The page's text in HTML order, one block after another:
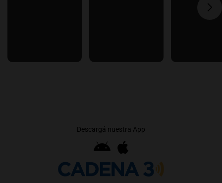
Descargá nuestra App